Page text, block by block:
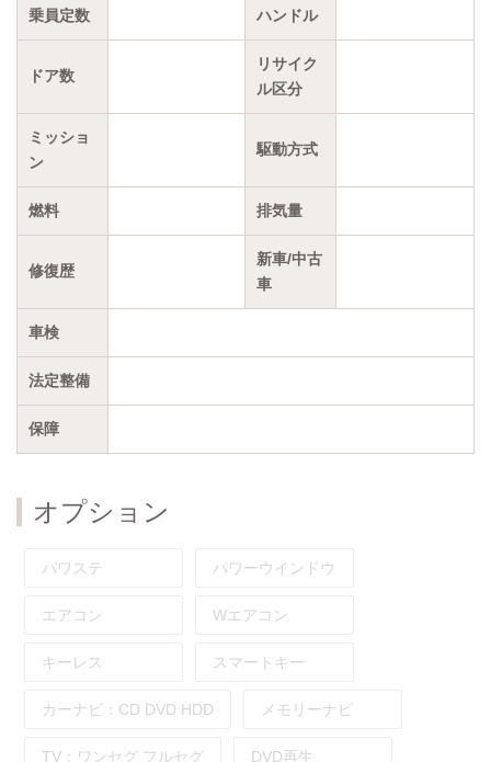
乗員定数 ハンドル
ドア数
リサイク
ル区分
ミッショ
ン
駆動方式
燃料 排気量
修復歴
新車/中古
車
車検
法定整備
保障
オプション
パワステ パワーウインドウ
エアコン Wエアコン
キーレス スマートキー
カーナビ： CD DVD HDD メモリーナビ
TV： ワンセグ フルセグ DVD再生